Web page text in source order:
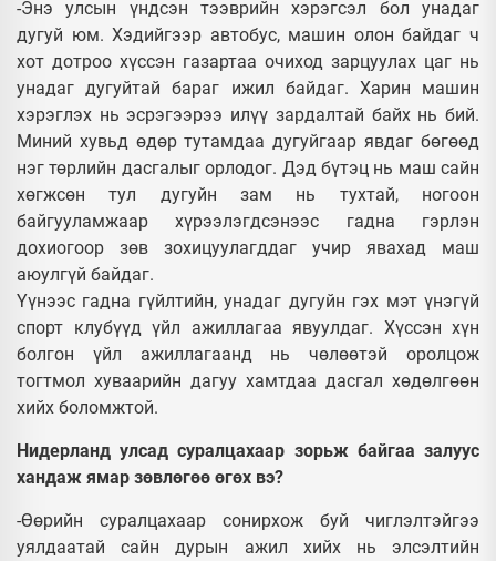
-Энэ улсын үндсэн тээврийн хэрэгсэл бол унадаг
дугуй юм. Хэдийгээр автобус, машин олон байдаг ч
хот дотроо хүссэн газартаа очиход зарцуулах цаг нь
унадаг дугуйтай бараг ижил байдаг. Харин машин
хэрэглэх нь эсрэгээрээ илүү зардалтай байх нь бий.
Миний хувьд өдөр тутамдаа дугуйгаар явдаг бөгөөд
нэг төрлийн дасгалыг орлодог. Дэд бүтэц нь маш сайн
хөгжсөн тул дугуйн зам нь тухтай, ногоон
байгууламжаар хүрээлэгдсэнээс гадна гэрлэн
дохиогоор зөв зохицуулагддаг учир явахад маш
аюулгүй байдаг.
Үүнээс гадна гүйлтийн, унадаг дугуйн гэх мэт үнэгүй
спорт клубүүд үйл ажиллагаа явуулдаг. Хүссэн хүн
болгон үйл ажиллагаанд нь чөлөөтэй оролцож
тогтмол хуваарийн дагуу хамтдаа дасгал хөдөлгөөн
хийх боломжтой.
Нидерланд улсад суралцахаар зорьж байгаа залуус
хандаж ямар зөвлөгөө өгөх вэ?
-Өөрийн суралцахаар сонирхож буй чиглэлтэйгээ
уялдаатай сайн дурын ажил хийх нь элсэлтийн